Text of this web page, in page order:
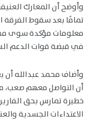
وأوضح أن المعارك
تمامًا بعد سقوط الفرقة
معلومات مؤكدة سوى
في قبضة قوات الدعم
وأضاف محمد عبدالله أن
أن التواصل معهم صعب،
خطيرة تمارس بحق
الاعتداءات الجسدية